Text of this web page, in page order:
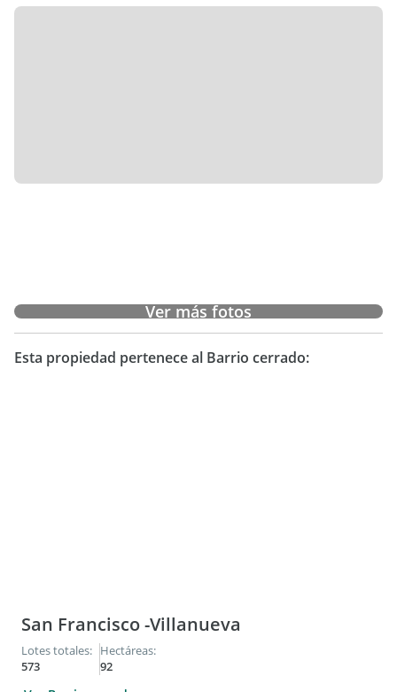
Ver más fotos
Esta propiedad pertenece al Barrio cerrado:
San Francisco -Villanueva
Lotes totales:
573
Hectáreas:
92